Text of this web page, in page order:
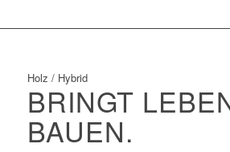
Holz / Hybrid
BRINGT
BAUEN.